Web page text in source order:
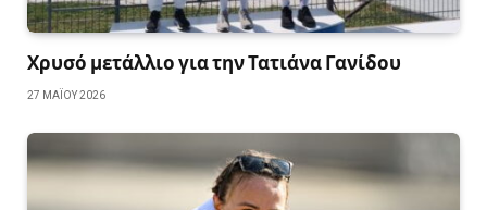
Χρυσό μετάλλιο για την Τατιάνα Γανίδου
27 ΜΑΪ́ΟΥ 2026